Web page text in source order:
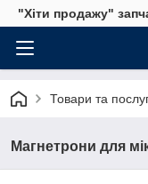
"Хіти продажу"
Товари та
Магнетрони для